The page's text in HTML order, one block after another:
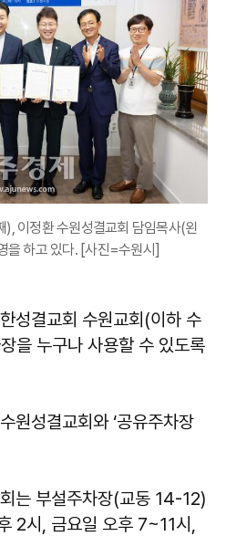
이정환 수원성결교회 담임목사(왼
을 하고 있다. [사진=수원시]
성결교회 수원교회(이하 수
을 누구나 사용할 수 있도록
원성결교회와 ‘공유주차장
는 부설주차장(교동 14-12)
2시, 금요일 오후 7~11시,